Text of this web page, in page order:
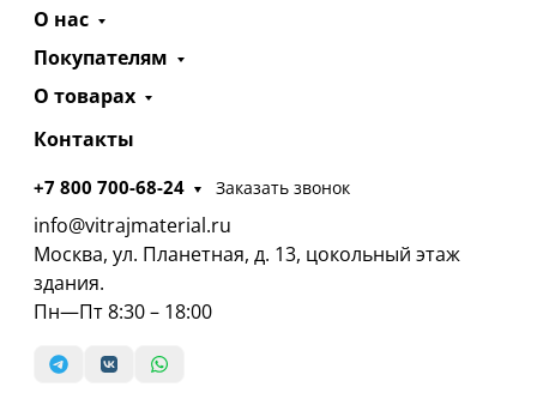
О нас
Покупателям
О товарах
Контакты
+7 800 700-68-24 Заказать звонок
info@vitrajmaterial.ru
Москва, ул. Планетная, д. 13, цокольный этаж
здания.
Пн—Пт 8:30 – 18:00